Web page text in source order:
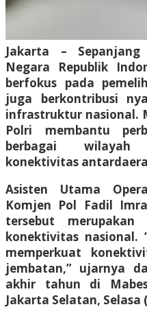
Jakarta –
Negara Republik
berfokus pada
juga berkontribusi
infrastruktur nasional.
Polri membantu
berbagai wilayah
konektivitas
Asisten Utama
Komjen Pol Fadil
tersebut
konektivitas nasional.
memperkuat
jembatan,” ujarnya
akhir tahun di
Jakarta Selatan, Selasa